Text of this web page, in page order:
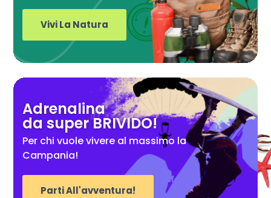
Vivi La Natura
Adrenalina
da super BRIVIDO!
Per chi vuole vivere al massimo la
Campania!
Parti All'avventura!